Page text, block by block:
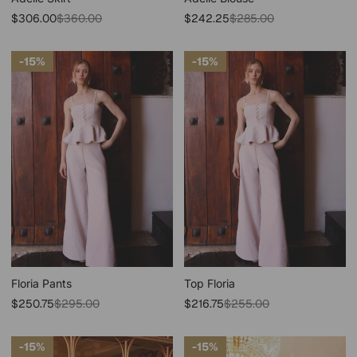
Precio
$306.00Precio
$360.00
Precio
$242.25Precio
$285.00
15%
Floria Pants
Precio
$250.75Precio
$295.00
15%
Top Floria
Precio
$216.75Precio
$255.00
15% 15%